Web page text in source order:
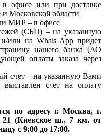
офисе или при доставке
Московской области
МИР – в офисе
(СБП) – на указанную
или на Whats App придет
нашего банка (АО
оплаты заказа через
счет – на указанную Вами
выставлен счет на оплату
по адресу г. Москва, г.
21 (Киевское ш., 7 км. от
с 9:00 до 17:00.